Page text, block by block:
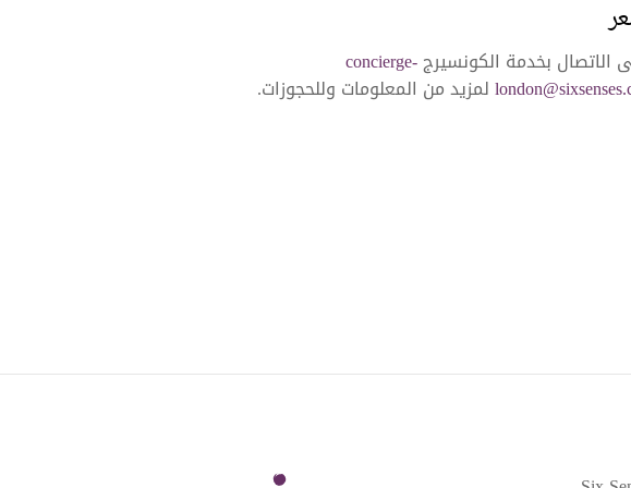
الاتصال بخدمة الكونسيرجconcierge-
لمزيد من المعلومات وللحجوزات.